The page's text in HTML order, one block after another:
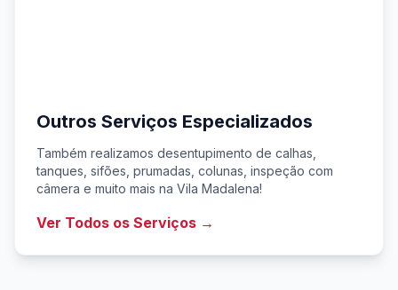
Outros Serviços Especializados
Também realizamos desentupimento de calhas,
tanques, sifões, prumadas, colunas, inspeção com
câmera e muito mais na Vila Madalena!
Ver Todos os Serviços →